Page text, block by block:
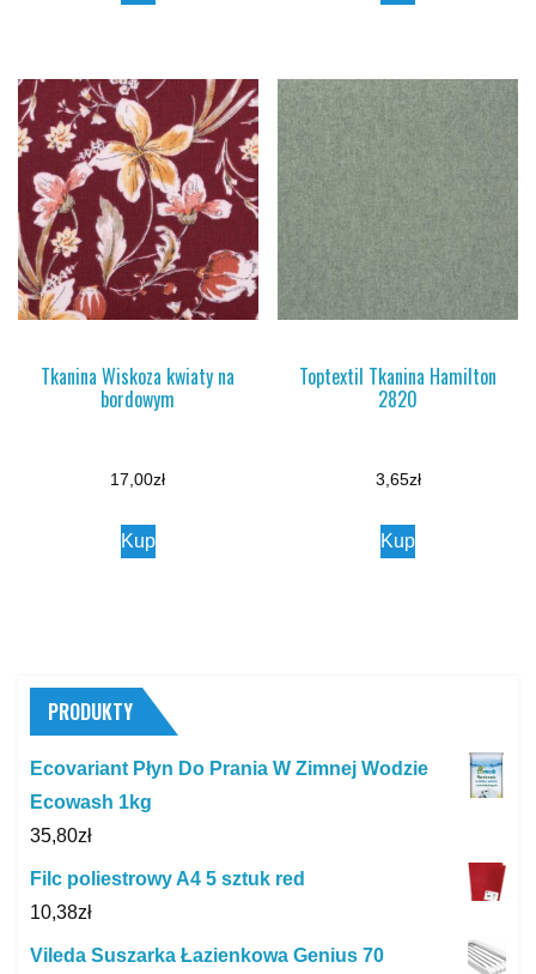
Tkanina Wiskoza kwiaty na
bordowym
17,00zł
Kup
Toptextil Tkanina Hamilton
2820
3,65zł
Kup
PRODUKTY
Ecovariant Płyn Do Prania W Zimnej Wodzie
Ecowash 1kg
35,80zł
Filc poliestrowy A4 5 sztuk red
10,38zł
Vileda Suszarka Łazienkowa Genius 70